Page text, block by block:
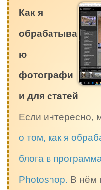
Как я
обрабатыва
ю
фотографи
и для статей
Если интересно,
о том, как я
блога в
Photoshop. В нём